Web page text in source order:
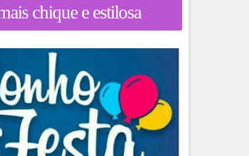
chique e estilosa